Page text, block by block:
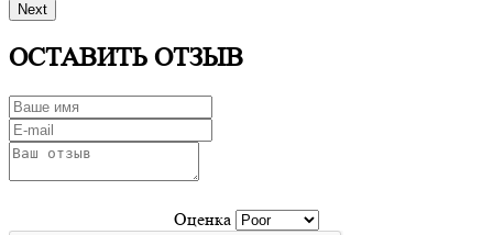
Next
ОСТАВИТЬ ОТЗЫВ
Оценка